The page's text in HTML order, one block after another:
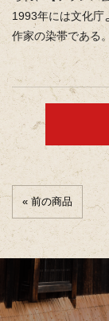
1993年には文化庁
作家の染帯である
« 前の商品